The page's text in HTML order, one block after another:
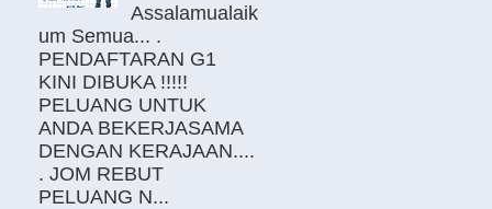
Assalamualaik
um Semua... .
PENDAFTARAN G1
KINI DIBUKA !!!!!
PELUANG UNTUK
ANDA BEKERJASAMA
DENGAN KERAJAAN....
. JOM REBUT
PELUANG N...